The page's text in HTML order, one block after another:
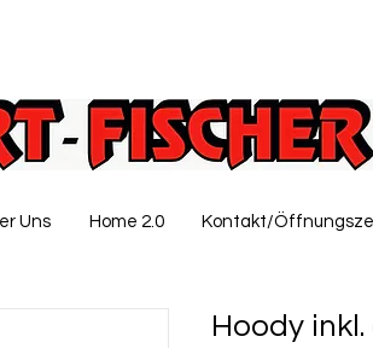
Uns Home 2.0 Kontakt/
Hoody